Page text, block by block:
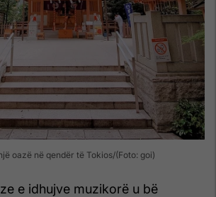
oazë në qendër të Tokios (Foto: goi)
e idhujve muzikorë u bë